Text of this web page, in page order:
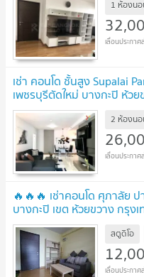
1 ห้องน
เช่า คอนโด ชั้นสูง Supalai
เพชรบุรีตัดใหม่ บางกะปิ ห้ว
@connexproperty ตอบทัน
2 ห้องน
🔥🔥🔥 เช่าคอนโด ศุภาลัย
บางกะปิ เขต ห้วยขวาง กรุง
@connexproperty ตอบทัน
สตูดิโอ